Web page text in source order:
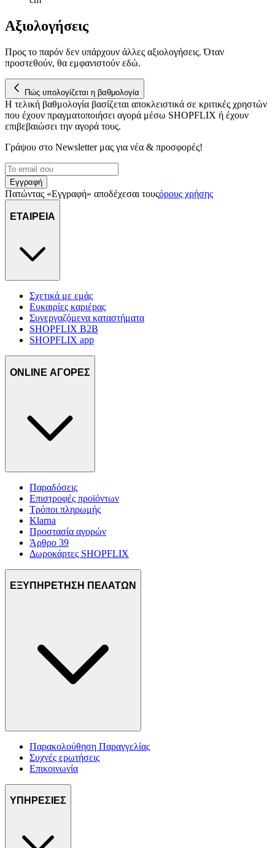
Αξιολογήσεις
Προς το παρόν δεν υπάρχουν άλλες αξιολογήσεις. Όταν
προστεθούν, θα εμφανιστούν εδώ.
Πώς υπολογίζεται η βαθμολογία
Η τελική βαθμολογία βασίζεται αποκλειστικά σε κριτικές χρηστών
που έχουν πραγματοποιήσει αγορά μέσω SHOPFLIX ή έχουν
επιβεβαιώσει την αγορά τους.
Γράψου στο Νewsletter μας για νέα & προσφορές!
Εγγραφή
Πατώντας «Εγγραφή» αποδέχεσαι τουςόρους χρήσης
ΕΤΑΙΡΕΙΑ
Σχετικά με εμάς
Ευκαιρίες καριέρας
Συνεργαζόμενα καταστήματα
SHOPFLIX B2B
SHOPFLIX app
ONLINE ΑΓΟΡΕΣ
Παραδόσεις
Επιστροφές προϊόντων
Τρόποι πληρωμής
Klarna
Προστασία αγορών
Άρθρο 39
Δωροκάρτες SHOPFLIX
ΕΞΥΠΗΡΕΤΗΣΗ ΠΕΛΑΤΩΝ
Παρακολούθηση Παραγγελίας
Συχνές ερωτήσεις
Επικοινωνία
ΥΠΗΡΕΣΙΕΣ